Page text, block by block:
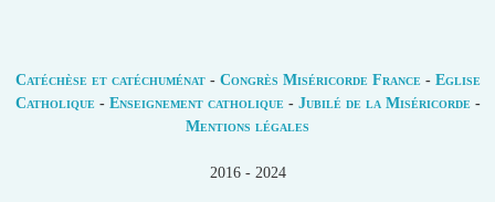
Catéchèse et catéchuménat- Congrès Miséricorde France- Eglise
Catholique- Enseignement catholique- Jubilé de la Miséricorde-
Mentions légales
2016 - 2024